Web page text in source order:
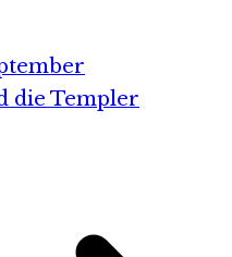
die Templer